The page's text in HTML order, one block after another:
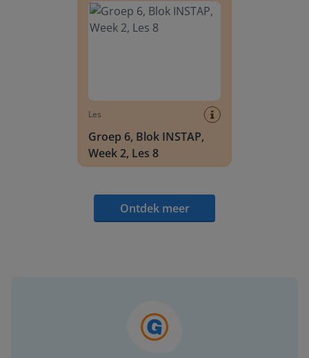
Les
Groep 6, Blok INSTAP,
Week 2, Les 8
Ontdek meer